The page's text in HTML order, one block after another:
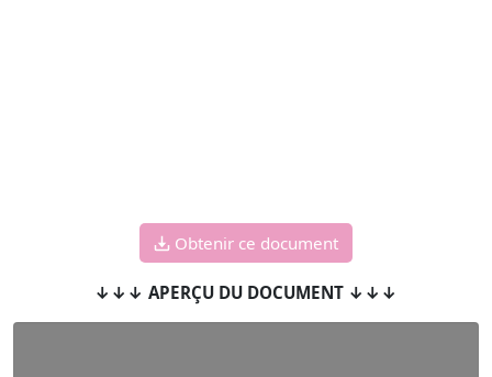
Obtenir ce document
↓↓↓ APERÇU DU DOCUMENT ↓↓↓